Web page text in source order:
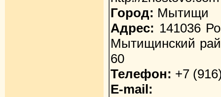
Город: Мытищи
Адрес: 141036
Мытищинский
60
Телефон: +7
E-mail: